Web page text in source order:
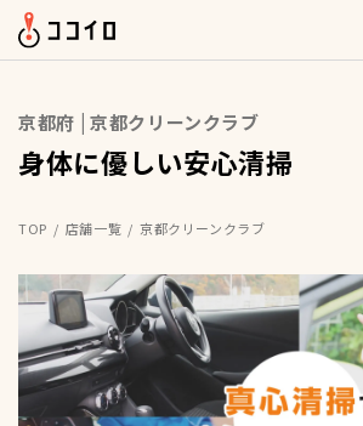
京都府 | 京都クリーンクラブ
身体に優しい安心清掃
TOP 店舗一覧 京都クリーンクラブ